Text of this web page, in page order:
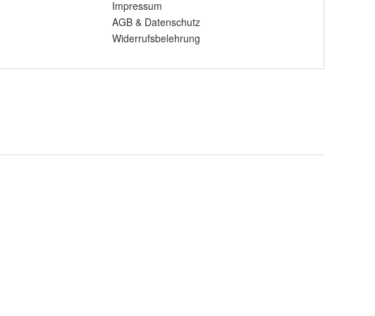
Impressum
AGB & Datenschutz
Widerrufsbelehrung